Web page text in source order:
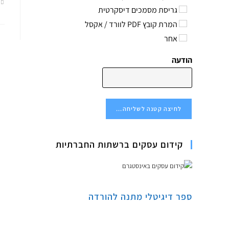
גריסת מסמכים דיסקרטית
המרת קובץ PDF לוורד / אקסל
אחר
הודעה
לחיצה קטנה לשליחה...
קידום עסקים ברשתות החברתיות
ספר דיגיטלי מתנה להורדה